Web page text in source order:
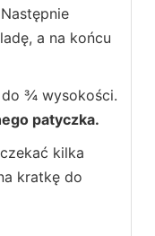
a na końcu
do ¾ wysokości.
patyczka.
kilka
kratkę do